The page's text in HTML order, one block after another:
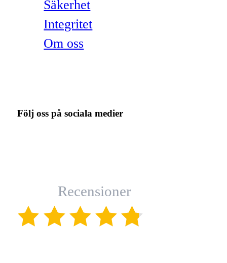
Säkerhet
Integritet
Om oss
Följ oss på sociala medier
Recensioner